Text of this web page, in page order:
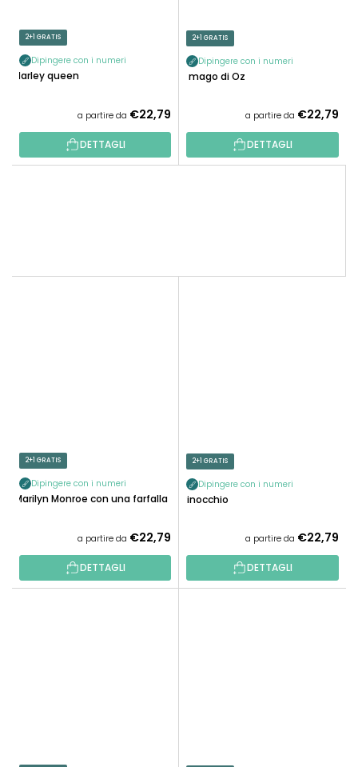
2+1 GRATIS
Dipingere con i numeri
Harley queen
a partire da €22,79
DETTAGLI
2+1 GRATIS
Dipingere con i numeri
Il mago di Oz
a partire da €22,79
DETTAGLI
2+1 GRATIS
Dipingere con i numeri
Marilyn Monroe con una farfalla
a partire da €22,79
DETTAGLI
2+1 GRATIS
Dipingere con i numeri
Pinocchio
a partire da €22,79
DETTAGLI